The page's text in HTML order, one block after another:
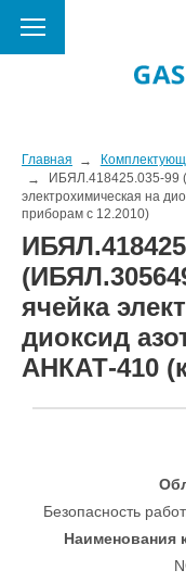
Главная
ИБЯЛ.418425.035-99
электрохимическая на
приборам с 12.2010)
ячейка
диоксид
АНКАТ-410
Безопасность
Наименования